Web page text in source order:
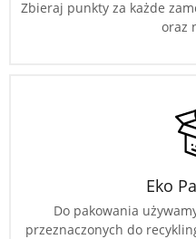
Zbieraj punkty za każde
oraz
Eko
Do pakowania
przeznaczonych do